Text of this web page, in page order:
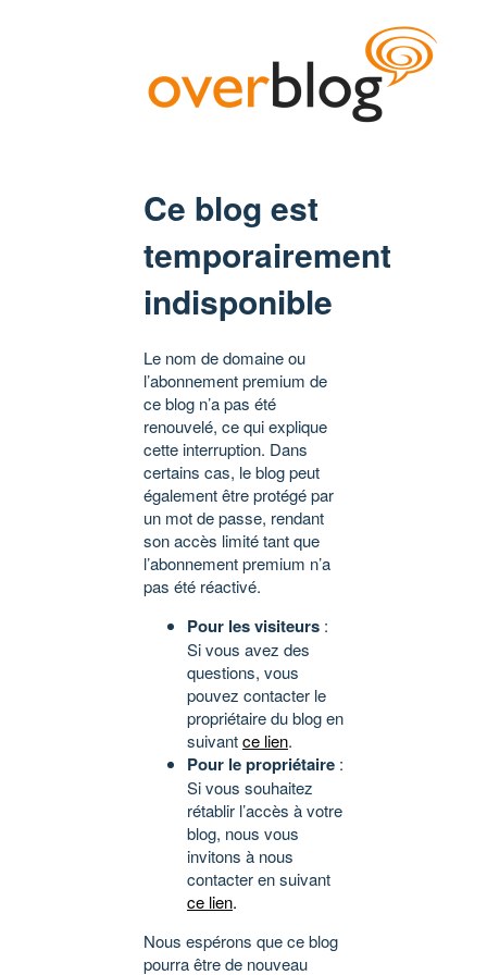
Ce blog est
temporairement
indisponible
Le nom de domaine ou
l’abonnement premium de
ce blog n’a pas été
renouvelé, ce qui explique
cette interruption. Dans
certains cas, le blog peut
également être protégé par
un mot de passe, rendant
son accès limité tant que
l’abonnement premium n’a
pas été réactivé.
Pour les visiteurs :
Si vous avez des
questions, vous
pouvez contacter le
propriétaire du blog en
suivantce lien.
Pour le propriétaire :
Si vous souhaitez
rétablir l’accès à votre
blog, nous vous
invitons à nous
contacter en suivant
ce lien.
Nous espérons que ce blog
pourra être de nouveau